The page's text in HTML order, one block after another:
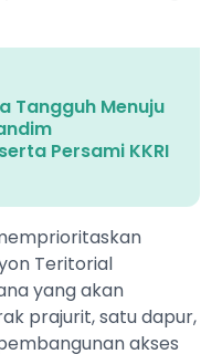
Tangguh Menuju
Persami KKRI
Teritorial
yang akan
prajurit, satu dapur,
akses